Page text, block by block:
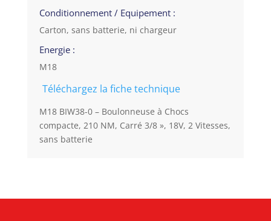
Conditionnement / Equipement :
Carton, sans batterie, ni chargeur
Energie :
M18
Téléchargez la fiche technique
M18 BIW38-0 – Boulonneuse à Chocs
compacte, 210 NM, Carré 3/8 », 18V, 2 Vitesses,
sans batterie